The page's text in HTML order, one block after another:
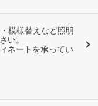
模様替えなど照明
い。
ネートを承ってい